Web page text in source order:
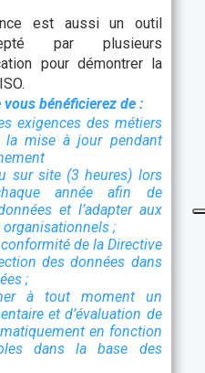
est aussi un outil
par plusieurs
pour démontrer la
vous bénéficierez de :
exigences des métiers
mise à jour pendant
sur site (3 heures) lors
année afin de
et l’adapter aux
;
de la Directive
des données dans
;
à tout moment un
et d’évaluation de
en fonction
dans la base des